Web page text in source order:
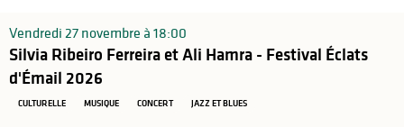
Vendredi 27 novembre à 18:00
Silvia Ribeiro Ferreira et Ali Hamra - Festival Éclats
d'Émail 2026
CULTURELLE MUSIQUE CONCERT JAZZ ET BLUES